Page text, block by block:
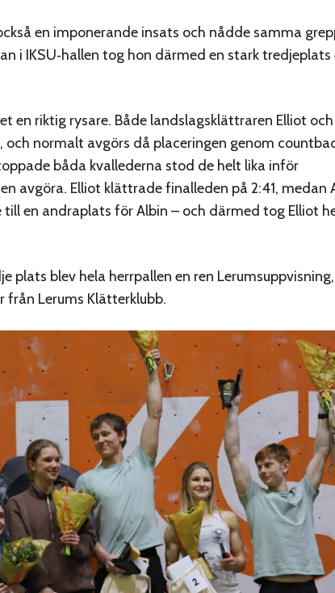
en imponerande insats och nådde samma
i IKSU‑hallen tog hon därmed en stark
en riktig rysare. Både landslagsklättraren Elliot och
normalt avgörs då placeringen genom
båda kvallederna stod de helt lika inför
avgöra. Elliot klättrade finalleden på 2:41, medan
till en andraplats för Albin – och därmed tog Elliot
plats blev hela herrpallen en ren Lerumsuppvisning,
Lerums Klätterklubb.